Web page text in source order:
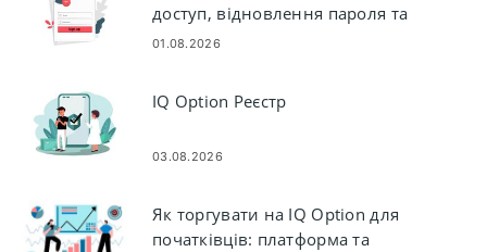
доступ, відновлення пароля та
усунення несправностей
01.08.2026
IQ Option Реєстр
03.08.2026
Як торгувати на IQ Option для
початківців: платформа та